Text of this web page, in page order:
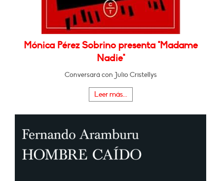
Mónica Pérez Sobrino presenta "Madame
Nadie"
Conversará con Julio Cristellys
Leer más...